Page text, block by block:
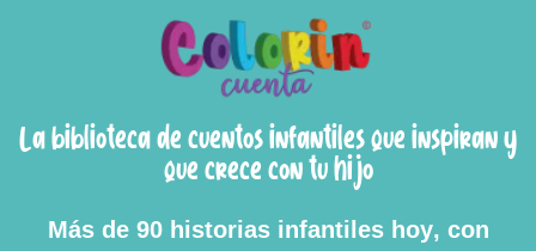
La biblioteca de cuentos infantiles que inspiran y
que crece con tu hijo
Más de 90 historias infantiles hoy, con